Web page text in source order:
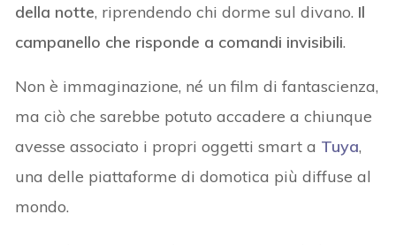
della notte, riprendendo chi dorme sul divano. Il
campanello che risponde a comandi invisibili.
Non è immaginazione, né un film di fantascienza,
ma ciò che sarebbe potuto accadere a chiunque
avesse associato i propri oggetti smart a Tuya,
una delle piattaforme di domotica più diffuse al
mondo.